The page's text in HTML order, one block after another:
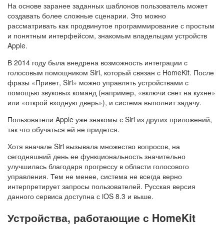
На основе заранее заданных шаблонов пользователь может
создавать более сложные сценарии. Это можно
рассматривать как продвинутое программирование с простым
и понятным интерфейсом, знакомым владельцам устройств
Apple.
В 2014 году была внедрена возможность интеграции с
голосовым помощником Siri, который связан с HomeKit. После
фразы «Привет, Siri» можно управлять устройствами с
помощью звуковых команд (например, «включи свет на кухне»
или «открой входную дверь»), и система выполнит задачу.
Пользователи Apple уже знакомы с Siri из других приложений,
так что обучаться ей не придется.
Хотя вначале Siri вызывала множество вопросов, на
сегодняшний день ее функциональность значительно
улучшилась благодаря прогрессу в области голосового
управления. Тем не менее, система не всегда верно
интерпретирует запросы пользователей. Русская версия
данного сервиса доступна с iOS 8.3 и выше.
Устройства, работающие с HomeKit